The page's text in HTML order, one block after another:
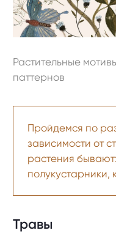
Растительные
паттернов
Пройдемся по
зависимости от
растения
полукустарники,
Травы